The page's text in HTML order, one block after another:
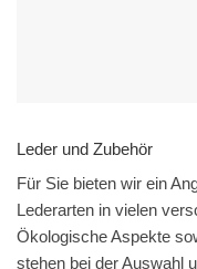
Leder und Zubehör
Für Sie bieten wir ein
Lederarten in vielen
Ökologische Aspekte
stehen bei der Auswahl